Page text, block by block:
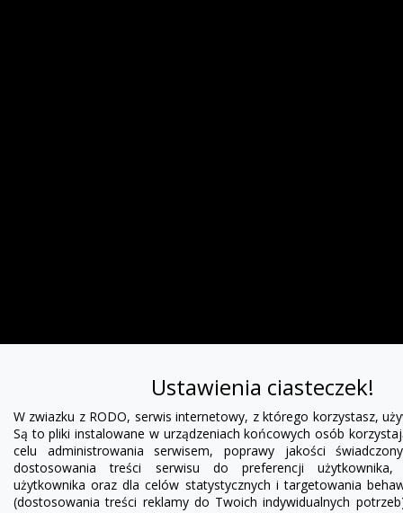
Ustawienia ciasteczek!
W zwiazku z RODO, serwis internetowy, z którego korzystasz,
Są to pliki instalowane w urządzeniach końcowych osób
celu administrowania serwisem, poprawy jakości
dostosowania treści serwisu do preferencji użytkownika,
użytkownika oraz dla celów statystycznych i targetowania
(dostosowania treści reklamy do Twoich indywidualnych